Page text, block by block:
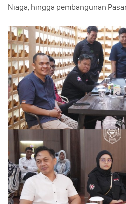
Niaga, hingga pembangunan